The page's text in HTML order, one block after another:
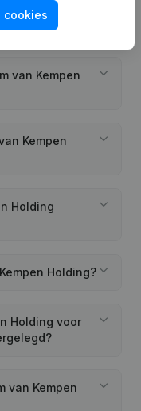
van Kempen
van Kempen
Kempen
Holding
Holding?
Holding voor
van Kempen
cookies